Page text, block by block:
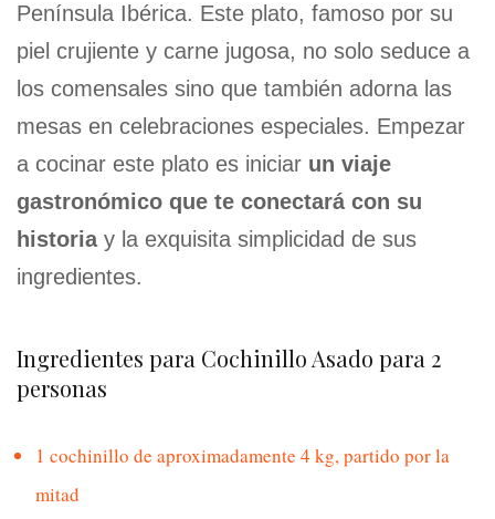
Península Ibérica. Este plato, famoso por su
piel crujiente y carne jugosa, no solo seduce a
los comensales sino que también adorna las
mesas en celebraciones especiales. Empezar
a cocinar este plato es iniciar un viaje
gastronómico que te conectará con su
historiay la exquisita simplicidad de sus
ingredientes.
Ingredientes para Cochinillo Asado para 2
personas
1 cochinillo de aproximadamente 4 kg, partido por la
mitad